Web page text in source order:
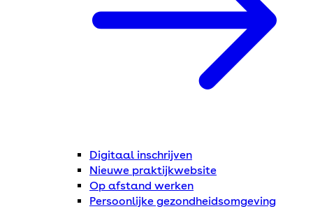
Digitaal inschrijven
Nieuwe praktijkwebsite
Op afstand werken
Persoonlijke gezondheidsomgeving